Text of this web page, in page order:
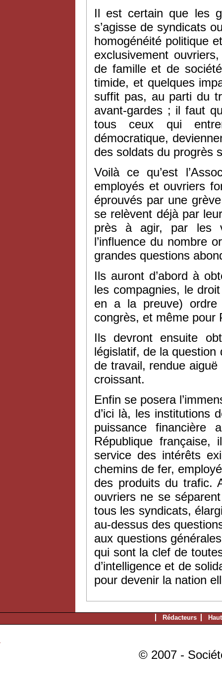
Il est certain que les
s’agisse de syndicats
homogénéité politique
exclusivement
de famille et de
timide, et quelques
suffit pas, au parti du
avant-gardes ; il faut
tous ceux qui
démocratique,
des soldats du progrès
Voilà ce qu’est
employés et ouvriers
éprouvés par une
se relèvent déjà par
près à agir, par les
l’influence du nombre
grandes questions
Ils auront d’abord à
les compagnies, le
en a la preuve)
congrès, et même pour
Ils devront ensuite
législatif, de la
de travail, rendue
croissant.
Enfin se posera
d’ici là, les institutions
puissance
République
service des intérêts
chemins de fer,
des produits du trafic.
ouvriers ne se
tous les syndicats,
au-dessus des
aux questions
qui sont la clef de
d’intelligence et de
pour devenir la nation
Rédacteurs
© 2007 -